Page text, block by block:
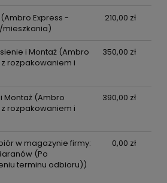
(Ambro Express -
210,00 zł
i Montaż(Ambro
rozpakowaniem i
350,00 zł
Montaż(Ambro
rozpakowaniem i
390,00 zł
w magazynie firmy:
(Po
terminu odbioru))
0,00 zł